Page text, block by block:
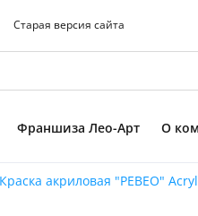
Старая версия сайта
Франшиза Лео-Арт О
Краска акриловая "PEBEO"